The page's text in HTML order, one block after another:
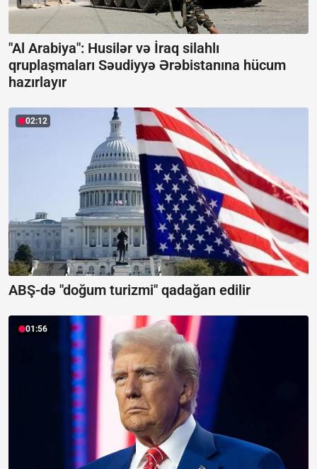
"Al Arabiya": Husilər və İraq silahlı
qruplaşmaları Səudiyyə Ərəbistanına hücum
hazırlayır
02:12
ABŞ-də "doğum turizmi" qadağan edilir
01:56